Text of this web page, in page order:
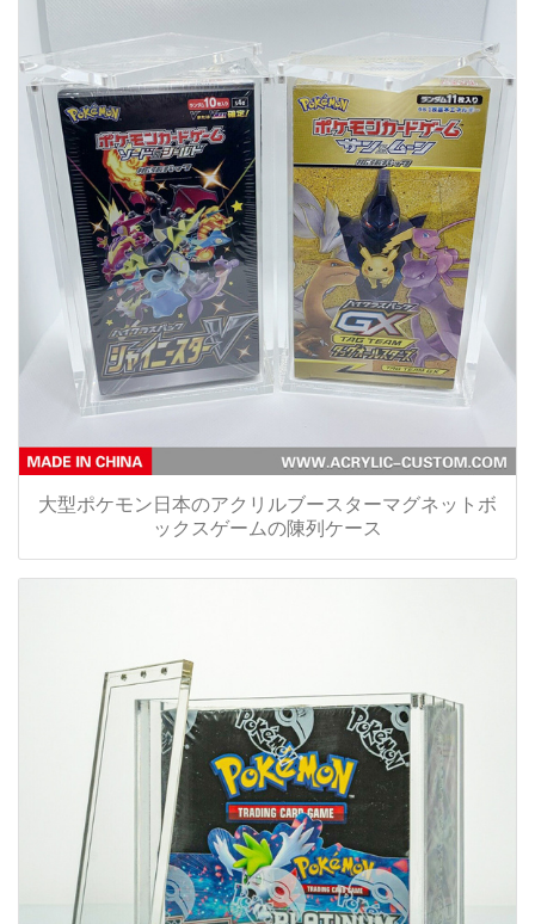
大型ポケモン日本のアクリルブースターマグネットボ
ックスゲームの陳列ケース